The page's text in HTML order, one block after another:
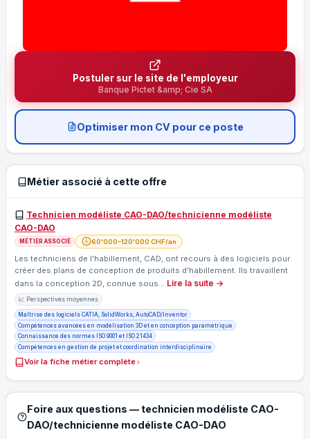
Postuler sur le site de l'employeur
Banque Pictet &amp; Cie SA
Optimiser mon CV pour ce poste
Métier associé à cette offre
Technicien modéliste CAO-DAO/technicienne modéliste
CAO-DAO
MÉTIER ASSOCIÉ 60'000–120'000 CHF/an
Les techniciens de l’habillement, CAD, ont recours à des logiciels pour
créer des plans de conception de produits d’habillement. Ils travaillent
dans la conception 2D, connue sous… Lire la suite →
📈 Perspectives moyennes
Maîtrise des logiciels CATIA, SolidWorks, AutoCAD/Inventor
Compétences avancées en modélisation 3D et en conception paramétrique
Connaissance des normes ISO 9001 et ISO 21434
Compétences en gestion de projet et coordination interdisciplinaire
Voir la fiche métier complète
Foire aux questions — technicien modéliste CAO-
DAO/technicienne modéliste CAO-DAO